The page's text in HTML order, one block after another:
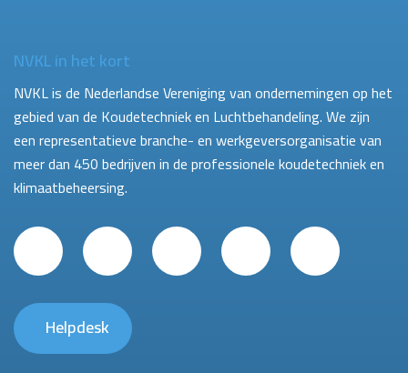
NVKL in het kort
NVKL is de Nederlandse Vereniging van ondernemingen op het
gebied van de Koudetechniek en Luchtbehandeling. We zijn
een representatieve branche- en werkgeversorganisatie van
meer dan 450 bedrijven in de professionele koudetechniek en
klimaatbeheersing.
Helpdesk